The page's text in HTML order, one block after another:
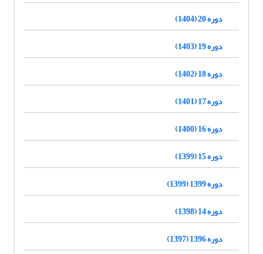
دوره 20 (1404)
دوره 19 (1403)
دوره 18 (1402)
دوره 17 (1401)
دوره 16 (1400)
دوره 15 (1399)
دوره 1399 (1399)
دوره 14 (1398)
دوره 1396 (1397)